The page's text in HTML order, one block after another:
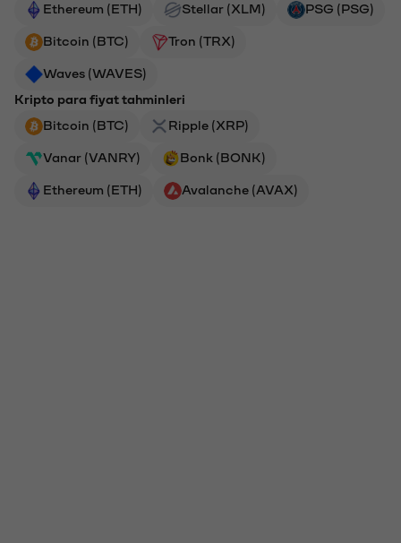
Ethereum (ETH)
Stellar (XLM) PSG (PSG)
Bitcoin (BTC) Tron (TRX)
Waves (WAVES)
Kripto para fiyat tahminleri
Bitcoin (BTC)
Ripple (XRP)
Vanar (VANRY) Bonk (BONK)
Ethereum (ETH) Avalanche (AVAX)